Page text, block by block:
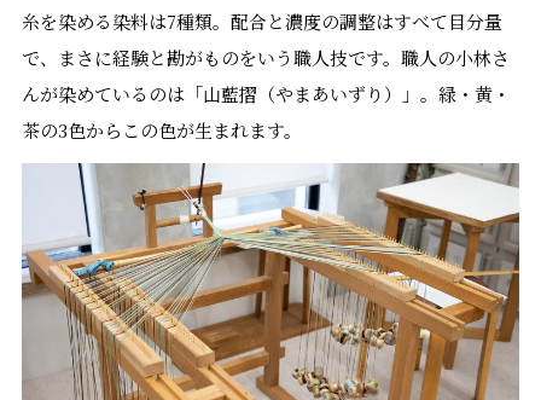
糸を染める染料は7種類。配合と濃度の調整はすべて目分量
で、まさに経験と勘がものをいう職人技です。職人の小林さ
んが染めているのは「山藍摺（やまあいずり）」。緑・黄・
茶の3色からこの色が生まれます。